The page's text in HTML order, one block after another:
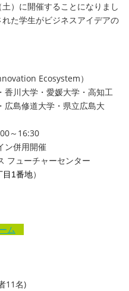
）に開催することになりまし
た学生がビジネスアイデアの
Ecosystem）
川大学・愛媛大学・高知工
広島修道大学・県立広島大
～16:30
ン併用開催
フューチャーセンター
目1番地）
ム
11名)